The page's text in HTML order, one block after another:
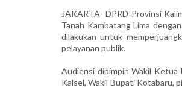
JAKARTA- DPRD Provinsi
Tanah Kambatang Lima
dilakukan untuk
pelayanan publik.
Audiensi dipimpin Wakil Ketua
Kalsel, Wakil Bupati Kotabaru,